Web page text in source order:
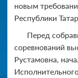
новым
Республики
Перед
соревнований
Рустамовна,